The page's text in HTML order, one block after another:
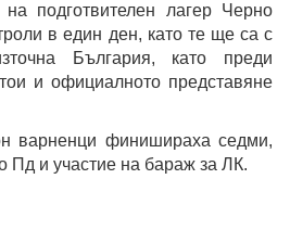
подготвителен лагер Черно
в един ден, като те ще са с
България, като преди
и официалното представяне
варненци финишираха седми,
Пд и участие на бараж за ЛК.